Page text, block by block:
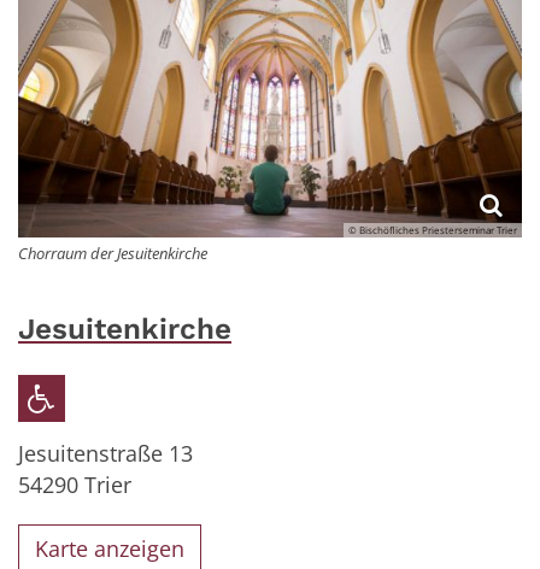
© Bischöfliches Priesterseminar Trier
Chorraum der Jesuitenkirche
Jesuitenkirche
Jesuitenstraße 13
54290 Trier
Karte anzeigen